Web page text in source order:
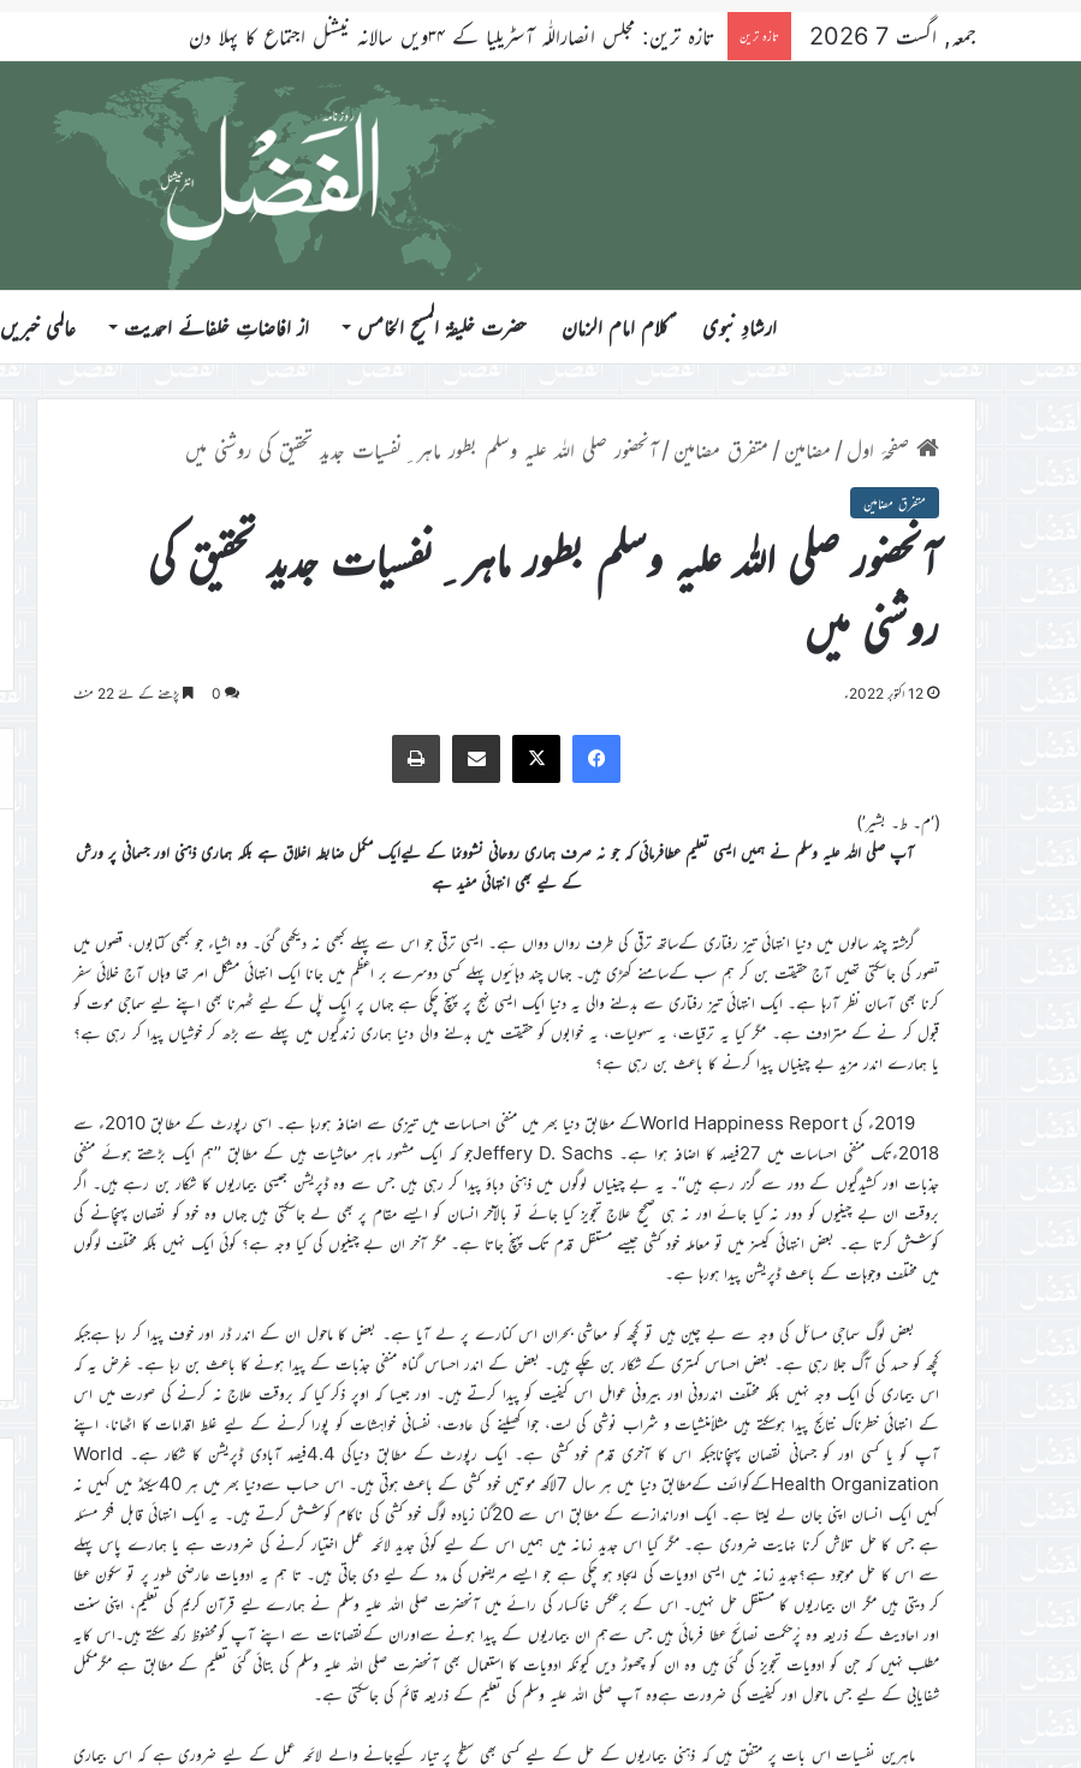
جمعہ, اگست 7 2026 تازہ ترین آنحضورﷺ کی بے مثال شکرگزاری۔ خلاصہ خطبہ جمعہ ۷؍اگست ۲۰۲۶ء
ارشادِ نبوی ؑکلام امام الزمان حضرت خلیفۃ المسیح الخامس از افاضاتِ خلفائے احمدیت عالمی خبریں
صفحۂ اول/ مضامین/ متفرق مضامین/آنحضور صلی اللہ علیہ وسلم بطور ماہر ِنفسیات جدید تحقیق کی روشنی میں
متفرق مضامین
آنحضور صلی اللہ علیہ وسلم بطور ماہر ِنفسیات جدید تحقیق کی
روشنی میں
12 اکتوبر 2022ء 0 پڑھنے کے لئے 22 منٹ
Facebook
X
Share via Email
Print
(‘م۔ ط۔ بشیر’)
آپ صلی اللہ علیہ وسلم نے ہمیں ایسی تعلیم عطافرمائی کہ جو نہ صرف ہماری روحانی نشوونما کے لیےایک مکمل ضابطہ اخلاق ہے بلکہ ہماری ذہنی اور جسمانی پر ورش
کے لیے بھی انتہائی مفید ہے
گزشتہ چند سالوں میں دنیا انتہائی تیز رفتاری کےساتھ ترقی کی طرف رواں دواں ہے۔ ایسی ترقی جو اس سے پہلے کبھی نہ دیکھی گئی۔ وہ اشیاء جو کبھی کتابوں، قصوں میں
تصور کی جاسکتی تھیں آج حقیقت بن کر ہم سب کےسامنے کھڑی ہیں۔ جہاں چند دہائیوں پہلے کسی دوسرے بر اعظم میں جانا ایک انتہائی مشکل امر تھا وہاں آج خلائی سفر
کرنا بھی آسان نظر آرہا ہے۔ ایک انتہائی تیز رفتاری سے بدلنے والی یہ دنیا ایک ایسی نہج پر پہنچ چکی ہے جہاں پر ایک پَل کے لیے ٹھہرنا بھی اپنے لیے سماجی موت کو
قبول کر نے کے مترادف ہے۔ مگر کیا یہ ترقیات، یہ سہولیات، یہ خوابوں کو حقیقت میں بدلنے والی دنیا ہماری زندگیوں میں پہلے سے بڑھ کر خوشیاں پیدا کر رہی ہے؟
یا ہمارے اندر مزید بے چینیاں پیدا کرنے کا باعث بن رہی ہے؟
2019ء کی World Happiness Reportکے مطابق دنیا بھر میں منفی احساسات میں تیزی سے اضافہ ہورہا ہے۔ اسی رپورٹ کے مطابق 2010ء سے
2018ءتک منفی احساسات میں 27فیصد کا اضافہ ہوا ہے۔ Jeffery D. Sachsجو کہ ایک مشہور ماہر معاشیات ہیں کے مطابق ’’ہم ایک بڑھتے ہوئے منفی
جذبات اور کشیدگیوں کے دور سے گزر رہے ہیں‘‘۔ یہ بے چینیاں لوگوں میں ذہنی دباؤ پیدا کر رہی ہیں جس سے وہ ڈپریشن جیسی بیماریوں کا شکار بن رہے ہیں۔ اگر
بروقت ان بے چینیوں کو دور نہ کیا جائے اور نہ ہی صحیح علاج تجویز کیا جائے تو بالآخر انسان کو ایسے مقام پر بھی لے جاسکتی ہیں جہاں وہ خود کو نقصان پہنچانے کی
کوشش کرتا ہے۔ بعض انتہائی کیسز میں تو معاملہ خود کشی جیسے مستقل قدم تک پہنچ جاتا ہے۔ مگر آخر ان بے چینیوں کی کیا وجہ ہے؟ کوئی ایک نہیں بلکہ مختلف لوگوں
میں مختلف وجوہات کے باعث ڈپریشن پیدا ہورہا ہے۔
بعض لوگ سماجی مسائل کی وجہ سے بے چین ہیں تو کچھ کو معاشی بحران اس کنارے پر لے آیا ہے۔ بعض کا ماحول ان کے اندر ڈر اور خوف پیدا کر رہا ہےجبکہ
کچھ کو حسد کی آگ جلا رہی ہے۔ بعض احساس کمتری کے شکار بن چکے ہیں۔ بعض کے اندر احساس گناہ منفی جذبات کے پیدا ہونے کا باعث بن رہا ہے۔ غرض یہ کہ
اس بیماری کی ایک وجہ نہیں بلکہ مختلف اندرونی اور بیرونی عوامل اس کیفیت کو پیدا کرتے ہیں۔ اور جیسا کہ اوپر ذکر کیا کہ بروقت علاج نہ کرنے کی صورت میں اس
کے انتہائی خطرناک نتائج پیدا ہوسکتے ہیں مثلاًمنشیات و شراب نوشی کی لت، جوا کھیلنے کی عادت، نفسانی خواہشات کو پورا کرنے کے لیے غلط اقدامات کا اٹھانا، اپنے
آپ کو یا کسی اور کو جسمانی نقصان پہنچاناجبکہ اس کا آخری قدم خود کشی ہے۔ ایک رپورٹ کے مطابق دنیاکی 4.4فیصد آبادی ڈپریشن کا شکار ہے۔ World
Health Organizationکےکوائف کےمطابق دنیا میں ہر سال 7لاکھ موتیں خود کشی کے باعث ہوتی ہیں۔ اس حساب سےدنیا بھر میں ہر 40سیکنڈ میں کہیں نہ
کہیں ایک انسان اپنی جان لے لیتا ہے۔ ایک اوراندازے کے مطابق اس سے 20گنا زیادہ لوگ خود کشی کی ناکام کوشش کرتے ہیں۔ یہ ایک انتہائی قابل فکر مسئلہ
ہے جس کا حل تلاش کرنا نہایت ضروری ہے۔ مگر کیا اس جدید زمانہ میں ہمیں اس کے لیے کوئی جدید لائحہ عمل اختیار کرنے کی ضرورت ہے یا ہمارے پاس پہلے
سے اس کا حل موجود ہے؟جدید زمانہ میں ایسی ادویات کی ایجاد ہو چکی ہے جو ایسے مریضوں کی مدد کے لیے دی جاتی ہیں۔ تا ہم یہ ادویات عارضی طور پر تو سکون عطا
کر دیتی ہیں مگر ان بیماریوں کا مستقل حل نہیں۔ اس کے برعکس خاکسار کی رائے میں آنحضرت صلی اللہ علیہ وسلم نے ہمارے لیے قرآن کریم کی تعلیم، اپنی سنت
اور احادیث کے ذریعہ وہ پْرحکمت نصائح عطا فرمائی ہیں جس سےہم ان بیماریوں کے پیدا ہونے سےاوران کےنقصانات سے اپنے آپ کومحفوظ رکھ سکتے ہیں۔اس کایہ
مطلب نہیں کہ جن کو ادویات تجویز کی گئی ہیں وہ ان کو چھوڑ دیں کیونکہ ادویات کا استعمال بھی آنحضرت صلی اللہ علیہ وسلم کی بتائی گئی تعلیم کے مطابق ہے مگرمکمل
شفایابی کے لیے جس ماحول اور کیفیت کی ضرورت ہےوہ آپ صلی اللہ علیہ وسلم کی تعلیم کے ذریعہ قائم کی جاسکتی ہے۔
ماہرین نفسیات اس بات پر متفق ہیں کہ ذہنی بیماریوں کے حل کے لیے کسی بھی سطح پر تیار کیےجانے والے لائحہ عمل کے لیے ضروری ہے کہ اس بیماری